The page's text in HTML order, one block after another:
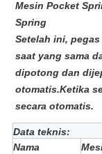
Mesin Pocket
Spring
Setelah ini,
saat yang sama
dipotong dan
otomatis.Ketika
secara otomatis.
Data teknis:
Nama